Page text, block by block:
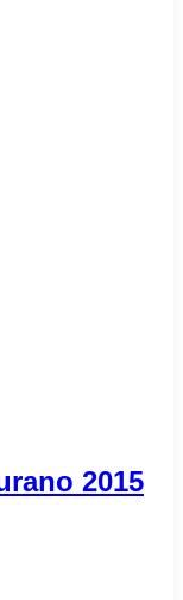
2015